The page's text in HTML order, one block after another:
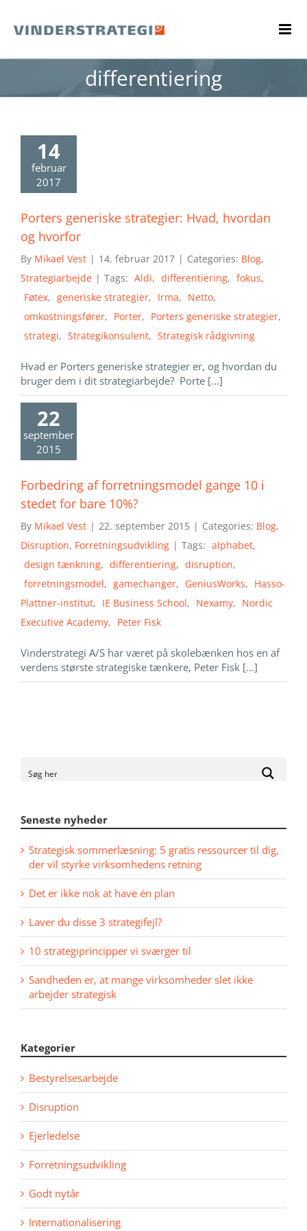
content
differentiering
14
februar
2017
Porters generiske strategier: Hvad, hvordan
og hvorfor
By Mikael Vest | 14. februar 2017 | Categories: Blog,
Strategiarbejde | Tags: Aldi, differentiering, fokus,
Føtex, generiske strategier, Irma, Netto,
omkostningsfører, Porter, Porters generiske strategier,
strategi, Strategikonsulent, Strategisk rådgivning
Hvad er Porters generiske strategier er, og hvordan du
bruger dem i dit strategiarbejde? Porte [...]
22
september
2015
Forbedring af forretningsmodel gange 10 i
stedet for bare 10%?
By Mikael Vest | 22. september 2015 | Categories: Blog,
Disruption, Forretningsudvikling | Tags: alphabet,
design tænkning, differentiering, disruption,
forretningsmodel, gamechanger, GeniusWorks, Hasso-
Plattner-institut, IE Business School, Nexamy, Nordic
Executive Academy, Peter Fisk
Vinderstrategi A/S har været på skolebænken hos en af
verdens største strategiske tænkere, Peter Fisk [...]
Seneste nyheder
Strategisk sommerlæsning: 5 gratis ressourcer til dig,
der vil styrke virksomhedens retning
Det er ikke nok at have én plan
Laver du disse 3 strategifejl?
10 strategiprincipper vi sværger til
Sandheden er, at mange virksomheder slet ikke
arbejder strategisk
Kategorier
Bestyrelsesarbejde
Disruption
Ejerledelse
Forretningsudvikling
Godt nytår
Internationalisering